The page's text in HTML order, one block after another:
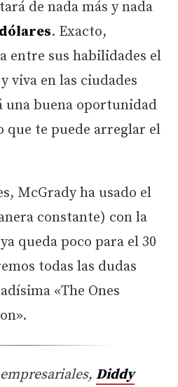
de nada más y nada
. Exacto,
entre sus habilidades el
viva en las ciudades
una buena oportunidad
que te puede arreglar el
McGrady ha usado el
constante) con la
queda poco para el 30
todas las dudas
«The Ones
Diddy